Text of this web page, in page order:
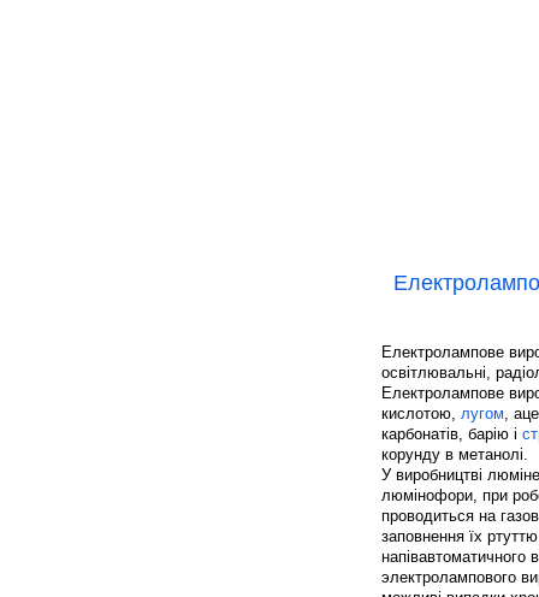
Електролампове
освітлювальні,
Електролампове
кислотою, лугом,
карбонатів, барію і
корунду в метанолі.
У виробництві
люмінофори, при
проводиться на
заповнення їх
напівавтоматичного
электролампового